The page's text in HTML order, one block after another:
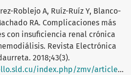
Roblejo A, Ruíz-Ruíz Y, Blanco-
RA. Complicaciones más
con insuficiencia renal crónica
Revista Electrónica
2018;43(3).
index.php/zmv/article/view/1275